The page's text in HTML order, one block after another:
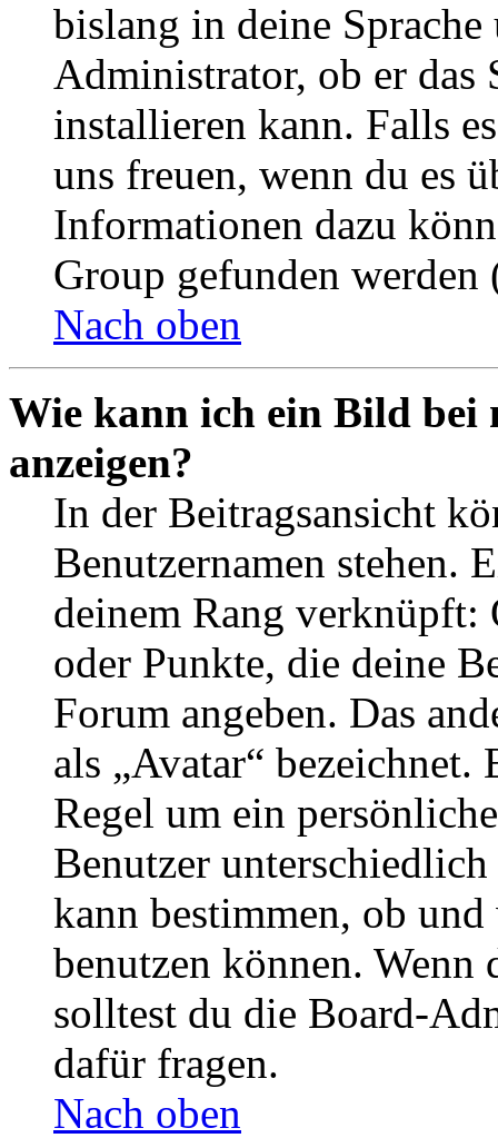
bislang in deine
Administrator, ob er das
installieren kann. Falls
uns freuen, wenn du es
Informationen dazu
Group gefunden
Nach oben
Wie kann ich ein Bild bei
anzeigen?
In der Beitragsansicht
Benutzernamen stehen.
deinem Rang verknüpft:
oder Punkte, die deine
Forum angeben. Das
als „Avatar“
Regel um ein
Benutzer
kann bestimmen, ob
benutzen können. Wenn
solltest du die Board-
dafür fragen.
Nach oben